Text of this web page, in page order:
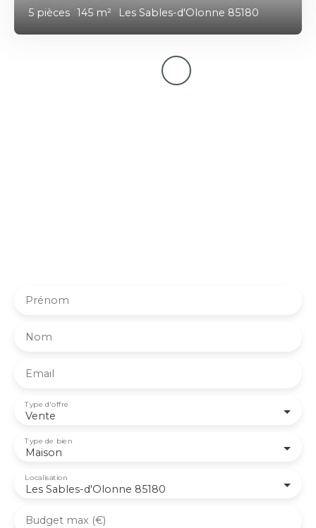
5 pièces 145 m² Les Sables-d'Olonne 85180
Prénom
Nom
Email
Vente
Type d'offre
Maison
Type de bien
Les Sables-d'Olonne 85180
Localisation
Budget max (€)